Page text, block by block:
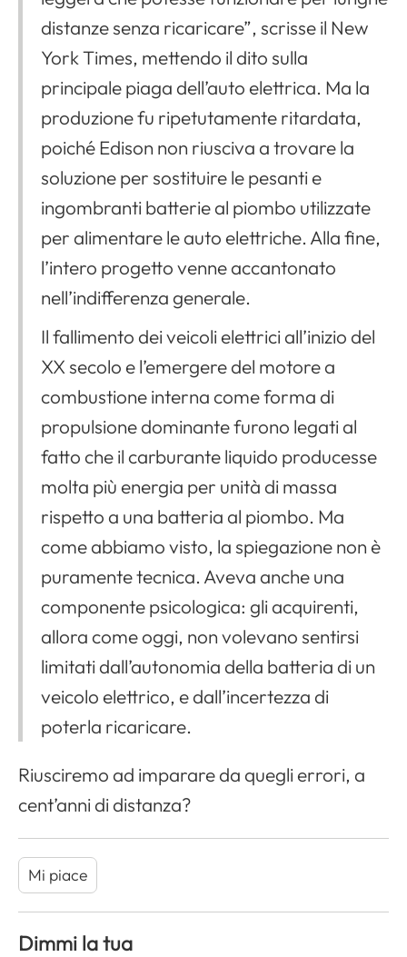
distanze senza ricaricare”, scrisse il New
York Times, mettendo il dito sulla
principale piaga dell’auto elettrica. Ma la
produzione fu ripetutamente ritardata,
poiché Edison non riusciva a trovare la
soluzione per sostituire le pesanti e
ingombranti batterie al piombo utilizzate
per alimentare le auto elettriche. Alla fine,
l’intero progetto venne accantonato
nell’indifferenza generale.
Il fallimento dei veicoli elettrici all’inizio del
XX secolo e l’emergere del motore a
combustione interna come forma di
propulsione dominante furono legati al
fatto che il carburante liquido producesse
molta più energia per unità di massa
rispetto a una batteria al piombo. Ma
come abbiamo visto, la spiegazione non è
puramente tecnica. Aveva anche una
componente psicologica: gli acquirenti,
allora come oggi, non volevano sentirsi
limitati dall’autonomia della batteria di un
veicolo elettrico, e dall’incertezza di
poterla ricaricare.
Riusciremo ad imparare da quegli errori, a
cent’anni di distanza?
Mi piace
Dimmi la tua